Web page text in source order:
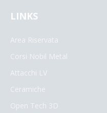
LINKS
Area Riservata
Corsi Nobil Metal
Attacchi LV
Ceramiche
Open Tech 3D